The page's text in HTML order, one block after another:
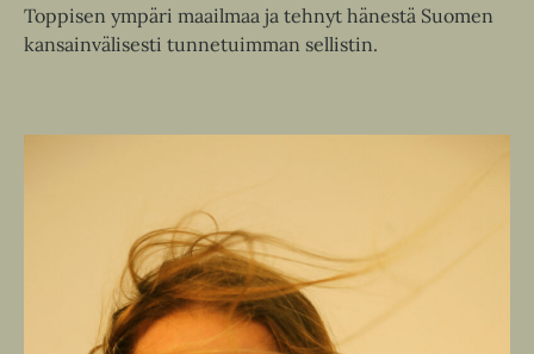
Toppisen ympäri maailmaa ja tehnyt hänestä Suomen
kansainvälisesti tunnetuimman sellistin.